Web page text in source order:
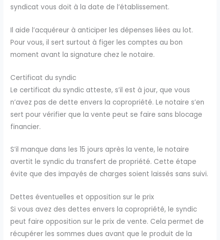
syndicat vous doit à la date de l’établissement.
Il aide l’acquéreur à anticiper les dépenses liées au lot.
Pour vous, il sert surtout à figer les comptes au bon
moment avant la signature chez le notaire.
Certificat du syndic
Le certificat du syndic atteste, s’il est à jour, que vous
n’avez pas de dette envers la copropriété. Le notaire s’en
sert pour vérifier que la vente peut se faire sans blocage
financier.
S’il manque dans les 15 jours après la vente, le notaire
avertit le syndic du transfert de propriété. Cette étape
évite que des impayés de charges soient laissés sans suivi.
Dettes éventuelles et opposition sur le prix
Si vous avez des dettes envers la copropriété, le syndic
peut faire opposition sur le prix de vente. Cela permet de
récupérer les sommes dues avant que le produit de la